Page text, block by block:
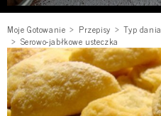
Moje Gotowanie Przepisy Typ dania
Serowo-jabłkowe usteczka